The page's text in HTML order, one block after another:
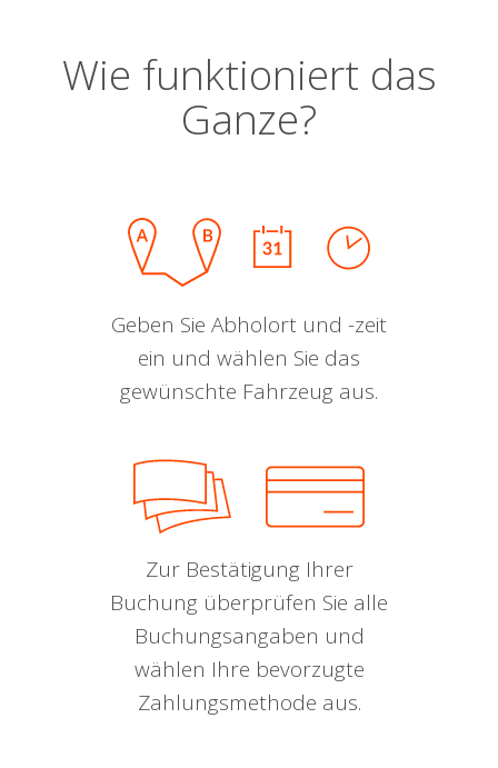
Wie funktioniert das
Ganze?
Geben Sie Abholort und -zeit
ein und wählen Sie das
gewünschte Fahrzeug aus.
Zur Bestätigung Ihrer
Buchung überprüfen Sie alle
Buchungsangaben und
wählen Ihre bevorzugte
Zahlungsmethode aus.